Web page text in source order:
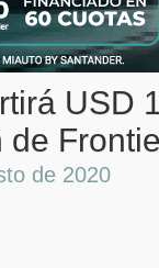
USD
de
de 2020